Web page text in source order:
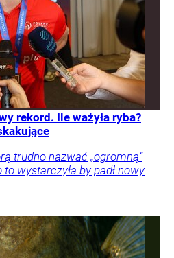
rekord. Ile ważyła ryba?
trudno nazwać „ogromną”
wystarczyła by padł nowy